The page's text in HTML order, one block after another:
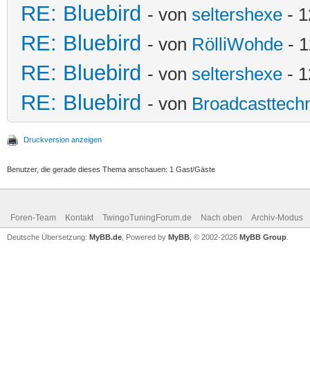
RE: Bluebird - von seltershexe -
RE: Bluebird - von RölliWohde -
RE: Bluebird - von seltershexe -
RE: Bluebird - von
Druckversion anzeigen
Benutzer, die gerade dieses Thema anschauen: 1 Gast/Gäste
Foren-Team Kontakt TwingoTuningForum.de Nach oben Archiv-Modus
Deutsche Übersetzung: MyBB.de , Powered by MyBB , © 2002-2026 MyBB Group